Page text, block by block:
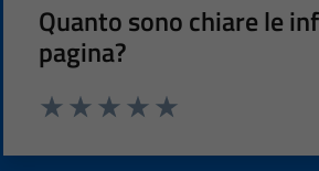
Quanto sono chiare le
pagina?